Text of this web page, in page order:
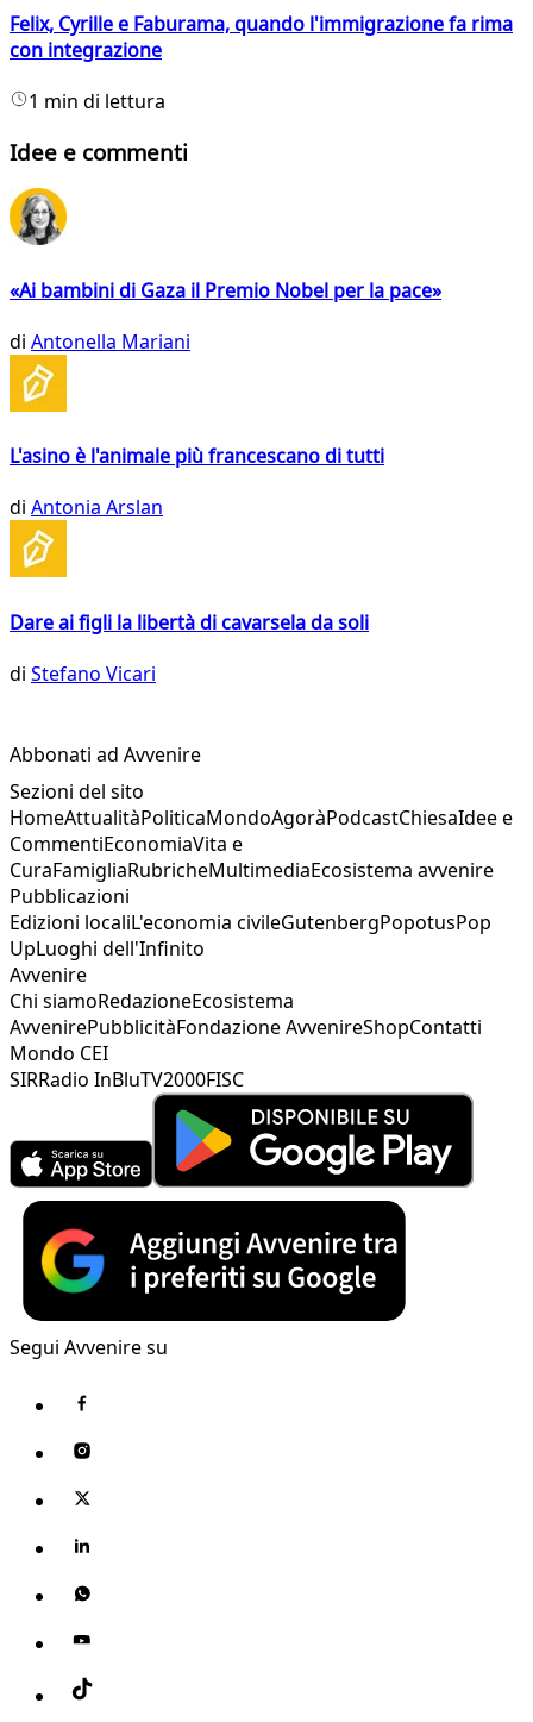
Felix, Cyrille e Faburama, quando l'immigrazione fa rima
con integrazione
1 min di lettura
Idee e commenti
«Ai bambini di Gaza il Premio Nobel per la pace»
di Antonella Mariani
L'asino è l'animale più francescano di tutti
di Antonia Arslan
Dare ai figli la libertà di cavarsela da soli
di Stefano Vicari
Abbonati ad Avvenire
Sezioni del sito
HomeAttualitàPoliticaMondoAgoràPodcastChiesaIdee e
CommentiEconomiaVita e
CuraFamigliaRubricheMultimediaEcosistema avvenire
Pubblicazioni
Edizioni localiL'economia civileGutenbergPopotusPop
UpLuoghi dell'Infinito
Avvenire
Chi siamoRedazioneEcosistema
AvvenirePubblicitàFondazione AvvenireShopContatti
Mondo CEI
SIRRadio InBluTV2000FISC
Segui Avvenire su